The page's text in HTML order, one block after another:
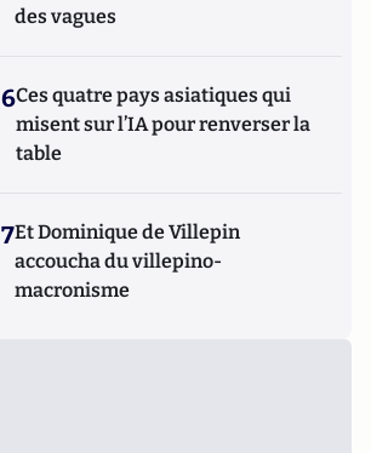
des vagues
6Ces quatre pays asiatiques qui
misent sur l’IA pour renverser la
table
7Et Dominique de Villepin
accoucha du villepino-
macronisme